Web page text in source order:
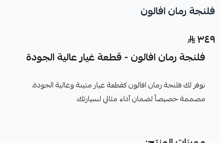
فلنجة رمان افالون
٣٤٩
فلنجة رمان افالون - قطعة غيار عالية الجودة
نوفر لك فلنجة رمان افالون كقطعة غيار متينة وعالية الجودة،
مصممة خصيصاً لضمان أداء مثالي لسيارتك.